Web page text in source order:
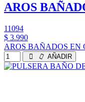
AROS
11094
$ 3.990
AROS BAÑADOS EN
AÑADIR